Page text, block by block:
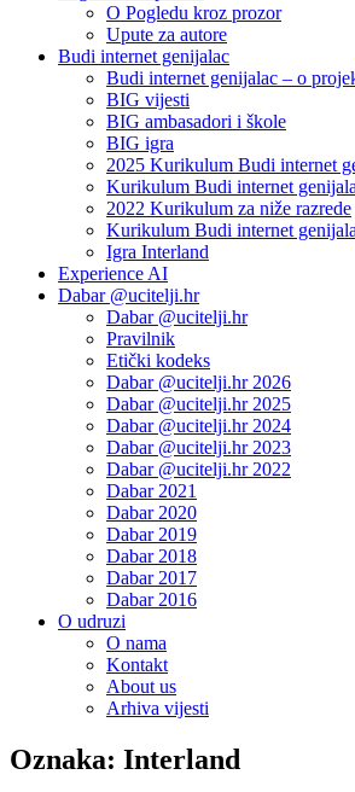
O Pogledu kroz prozor
Upute za autore
Budi internet genijalac
Budi internet genijalac – o
BIG vijesti
BIG ambasadori i škole
BIG igra
2025 Kurikulum Budi internet
Kurikulum Budi internet
2022 Kurikulum za niže razrede
Kurikulum Budi internet
Igra Interland
Experience AI
Dabar @ucitelji.hr
Dabar @ucitelji.hr
Pravilnik
Etički kodeks
Dabar @ucitelji.hr 2026
Dabar @ucitelji.hr 2025
Dabar @ucitelji.hr 2024
Dabar @ucitelji.hr 2023
Dabar @ucitelji.hr 2022
Dabar 2021
Dabar 2020
Dabar 2019
Dabar 2018
Dabar 2017
Dabar 2016
O udruzi
O nama
Kontakt
About us
Arhiva vijesti
Oznaka: Interland